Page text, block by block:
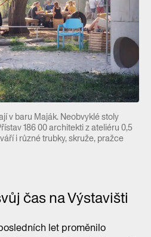
v baru Maják. Neobvyklé stoly
186 00 architekti z ateliéru 0,5
i různé trubky, skruže, pražce
čas na Výstavišti
let proměnilo